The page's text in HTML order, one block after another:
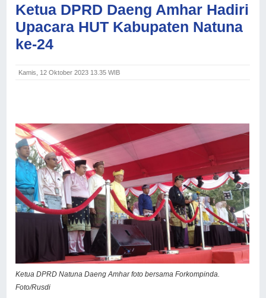
Ketua DPRD Daeng Amhar Hadiri
Upacara HUT Kabupaten Natuna
ke-24
Kamis, 12 Oktober 2023 13.35 WIB
Ketua DPRD Natuna Daeng Amhar foto bersama Forkompinda.
Foto/Rusdi